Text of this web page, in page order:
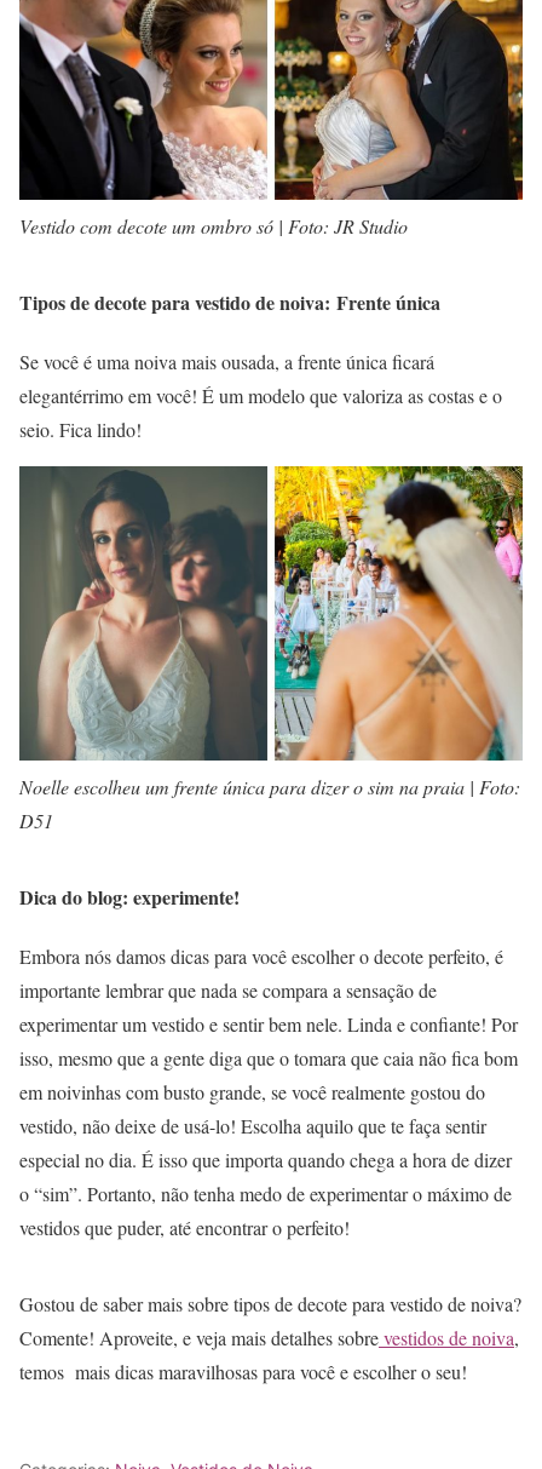
Vestido com decote um ombro só | Foto: JR Studio
Tipos de decote para vestido de noiva: Frente única
Se você é uma noiva mais ousada, a frente única ficará
elegantérrimo em você! É um modelo que valoriza as costas e o
seio. Fica lindo!
Noelle escolheu um frente única para dizer o sim na praia | Foto:
D51
Dica do blog: experimente!
Embora nós damos dicas para você escolher o decote perfeito, é
importante lembrar que nada se compara a sensação de
experimentar um vestido e sentir bem nele. Linda e confiante! Por
isso, mesmo que a gente diga que o tomara que caia não fica bom
em noivinhas com busto grande, se você realmente gostou do
vestido, não deixe de usá-lo! Escolha aquilo que te faça sentir
especial no dia. É isso que importa quando chega a hora de dizer
o “sim”. Portanto, não tenha medo de experimentar o máximo de
vestidos que puder, até encontrar o perfeito!
Gostou de saber mais sobre tipos de decote para vestido de noiva?
Comente! Aproveite, e veja mais detalhes sobrevestidos de noiva,
temos mais dicas maravilhosas para você e escolher o seu!